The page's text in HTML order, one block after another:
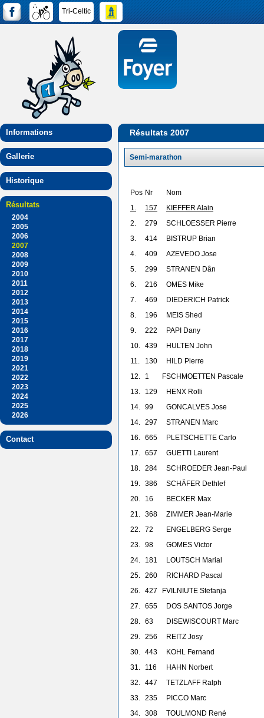
Tri-Celtic
Informations
Gallerie
Historique
Résultats
2004
2005
2006
2007
2008
2009
2010
2011
2012
2013
2014
2015
2016
2017
2018
2019
2021
2022
2023
2024
2025
2026
Contact
Résultats 2007
Semi-marathon
Pos Nr
Nom
1.
157
KIEFFER Alain
2.
279
SCHLOESSER Pierre
3.
414
BISTRUP Brian
4.
409
AZEVEDO Jose
5.
299
STRANEN Dân
6.
216
OMES Mike
7.
469
DIEDERICH Patrick
8.
196
MEIS Shed
9.
222
PAPI Dany
10. 439
HULTEN John
11.
130
HILD Pierre
12.
1 FSCHMOETTEN Pascale
13.
129
HENX Rolli
14. 99
GONCALVES Jose
14. 297
STRANEN Marc
16. 665
PLETSCHETTE Carlo
17. 657
GUETTI Laurent
18. 284
SCHROEDER Jean-Paul
19. 386
SCHÄFER Dethlef
20.
16
BECKER Max
21. 368
ZIMMER Jean-Marie
22. 72
ENGELBERG Serge
23. 98
GOMES Victor
24.
181
LOUTSCH Marial
25. 260
RICHARD Pascal
26. 427 FVILNIUTE Stefanja
27. 655
DOS SANTOS Jorge
28. 63
DISEWISCOURT Marc
29. 256
REITZ Josy
30. 443
KOHL Fernand
31.
116
HAHN Norbert
32. 447
TETZLAFF Ralph
33. 235
PICCO Marc
34. 308
TOULMOND René